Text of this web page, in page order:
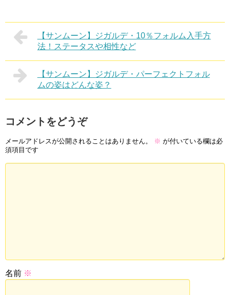
【サンムーン】ジガルデ・10％フォルム入手方
法！ステータスや相性など
【サンムーン】ジガルデ・パーフェクトフォル
ムの姿はどんな姿？
コメントをどうぞ
メールアドレスが公開されることはありません。 ※ が付いている欄は必
須項目です
名前 ※